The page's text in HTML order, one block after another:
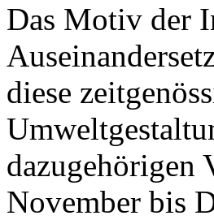
Das Motiv der
diese
dazugehörigen
November bis